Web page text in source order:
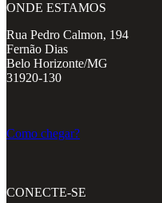
ONDE ESTAMOS
Rua Pedro Calmon, 194
Fernão Dias
Belo Horizonte/MG
31920-130
Como chegar?
CONECTE-SE